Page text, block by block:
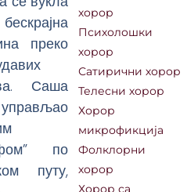
преко
Саша
по
путу,
хорор
Психолошки
хорор
Сатирични хорор
Телесни хорор
Хорор
микрофикција
Фолклорни
хорор
Хорор са